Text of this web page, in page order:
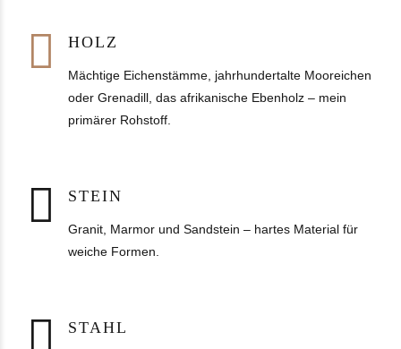
HOLZ
Mächtige Eichenstämme, jahrhundertalte Mooreichen
oder Grenadill, das afrikanische Ebenholz – mein
primärer Rohstoff.
STEIN
Granit, Marmor und Sandstein – hartes Material für
weiche Formen.
STAHL